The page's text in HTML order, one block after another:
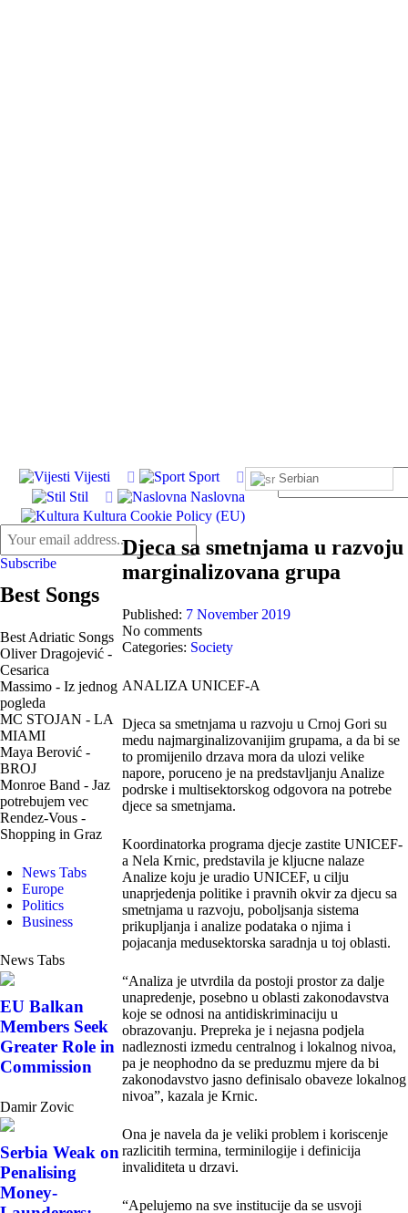
Vijesti
Sport
Stil
Naslovna
Kultura Cookie Policy (EU)
Serbian
Subscribe
Best Songs
Best Adriatic Songs
Oliver Dragojević -
Cesarica
Massimo - Iz jednog
pogleda
MC STOJAN - LA
MIAMI
Maya Berović -
BROJ
Monroe Band - Jaz
potrebujem vec
Rendez-Vous -
Shopping in Graz
News Tabs
Europe
Politics
Business
News Tabs
EU Balkan
Members Seek
Greater Role in
Commission
Damir Zovic
Serbia Weak on
Penalising
Money-
Djeca sa smetnjama u razvoju
marginalizovana grupa
Published: 7 November 2019
No comments
Categories: Society
ANALIZA UNICEF-A
Djeca sa smetnjama u razvoju u Crnoj Gori su
medu najmarginalizovanijim grupama, a da bi se
to promijenilo drzava mora da ulozi velike
napore, poruceno je na predstavljanju Analize
podrske i multisektorskog odgovora na potrebe
djece sa smetnjama.
Koordinatorka programa djecje zastite UNICEF-
a Nela Krnic, predstavila je kljucne nalaze
Analize koju je uradio UNICEF, u cilju
unaprjedenja politike i pravnih okvir za djecu sa
smetnjama u razvoju, poboljsanja sistema
prikupljanja i analize podataka o njima i
pojacanja medusektorska saradnja u toj oblasti.
“Analiza je utvrdila da postoji prostor za dalje
unapredenje, posebno u oblasti zakonodavstva
koje se odnosi na antidiskriminaciju u
obrazovanju. Prepreka je i nejasna podjela
nadleznosti izmedu centralnog i lokalnog nivoa,
pa je neophodno da se preduzmu mjere da bi
zakonodavstvo jasno definisalo obaveze lokalnog
nivoa”, kazala je Krnic.
Ona je navela da je veliki problem i koriscenje
razlicitih termina, terminilogije i definicija
invaliditeta u drzavi.
“Apelujemo na sve institucije da se usvoji